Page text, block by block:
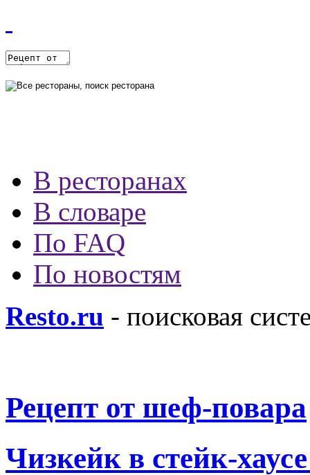
В ресторанах
В словаре
По FAQ
По новостям
Resto.ru - поисковая
Рецепт от шеф-повара
Чизкейк в стейк-